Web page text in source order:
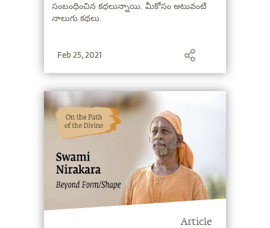
సంబంధించిన కథలున్నాయి. మీకోసం అటువంటి
నాలుగు కథలు.
Feb 25, 2021
Article